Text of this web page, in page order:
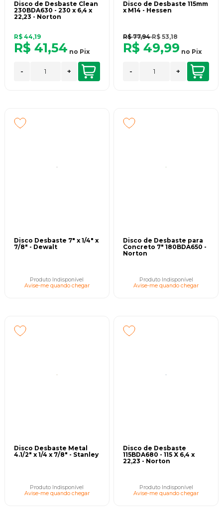
Disco de Desbaste Clean
230BDA630 - 230 x 6,4 x
22,23 - Norton
R$ 44,19
R$ 41,54 no Pix
- +
Disco de Desbaste 115mm
x M14 - Hessen
R$ 77,94R$ 53,18
R$ 49,99 no Pix
- +
Disco Desbaste 7" x 1/4" x
7/8" - Dewalt
Produto Indisponível
Avise-me quando chegar
Disco de Desbaste para
Concreto 7" 180BDA650 -
Norton
Produto Indisponível
Avise-me quando chegar
Disco Desbaste Metal
4.1/2" x 1/4 x 7/8" - Stanley
Produto Indisponível
Avise-me quando chegar
Disco de Desbaste
115BDA680 - 115 X 6,4 x
22,23 - Norton
Produto Indisponível
Avise-me quando chegar